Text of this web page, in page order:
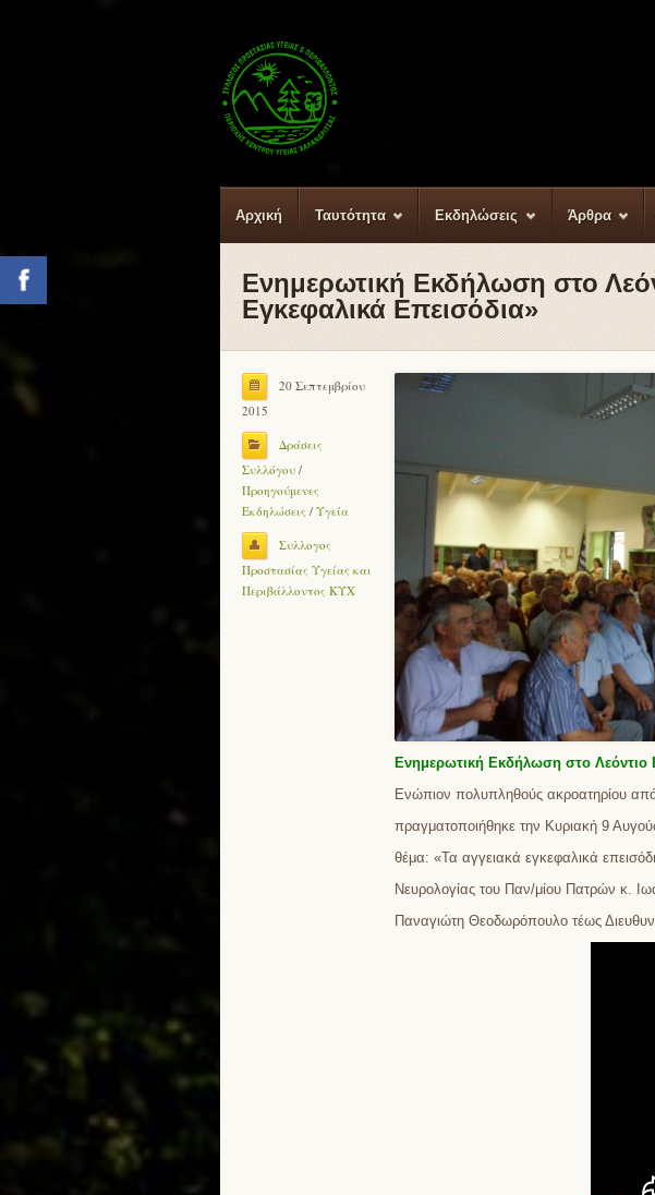
Αρχική Ταυτότητα Εκδηλώσεις Άρθρα
Ενημερωτική Εκδήλωση στο
Εγκεφαλικά Επεισόδια»
20 Σεπτεμβρίου
2015
Δράσεις
Συλλόγου /
Προηγούμενες
Εκδηλώσεις / Υγεία
Συλλογος
Προστασίας Υγείας και
Περιβάλλοντος ΚΥΧ
Ενημερωτική Εκδήλωση στο Λεόντιο
Ενώπιον πολυπληθούς ακροατηρίου από
πραγματοποιήθηκε την Κυριακή 9
θέμα: «Τα αγγειακά εγκεφαλικά
Νευρολογίας του Παν/μίου Πατρών κ.
Παναγιώτη Θεοδωρόπουλο τέως